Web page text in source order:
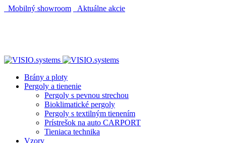
Mobilný showroom
Aktuálne akcie
Brány a ploty
Pergoly a tienenie
Pergoly s pevnou strechou
Bioklimatické pergoly
Pergoly s textilným tienením
Prístrešok na auto CARPORT
Tieniaca technika
Vzory